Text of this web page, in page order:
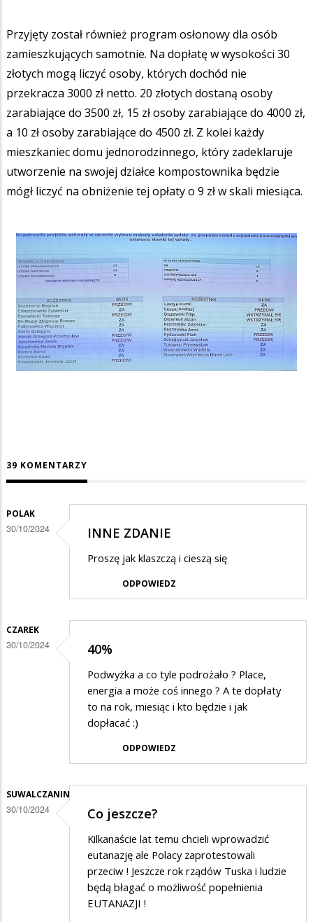
Przyjęty został również program osłonowy dla osób
zamieszkujących samotnie. Na dopłatę w wysokości 30
złotych mogą liczyć osoby, których dochód nie
przekracza 3000 zł netto. 20 złotych dostaną osoby
zarabiające do 3500 zł, 15 zł osoby zarabiające do 4000 zł,
a 10 zł osoby zarabiające do 4500 zł. Z kolei każdy
mieszkaniec domu jednorodzinnego, który zadeklaruje
utworzenie na swojej działce kompostownika będzie
mógł liczyć na obniżenie tej opłaty o 9 zł w skali miesiąca.
39 KOMENTARZY
POLAK
30/10/2024 INNE ZDANIE
Proszę jak klaszczą i cieszą się
ODPOWIEDZ
CZAREK
30/10/2024 40%
Podwyżka a co tyle podrożało ? Place,
energia a może coś innego ? A te dopłaty
to na rok, miesiąc i kto będzie i jak
dopłacać :)
ODPOWIEDZ
SUWALCZANIN
30/10/2024 Co jeszcze?
Kilkanaście lat temu chcieli wprowadzić
eutanazję ale Polacy zaprotestowali
przeciw ! Jeszcze rok rządów Tuska i ludzie
będą błagać o możliwość popełnienia
EUTANAZJI !